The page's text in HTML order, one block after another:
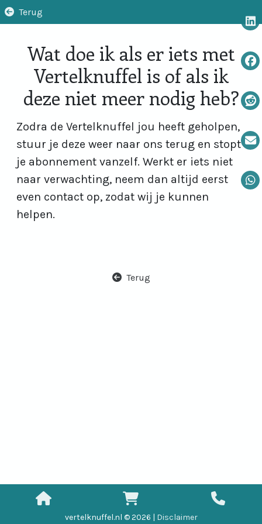
Terug
Wat doe ik als er iets met
Vertelknuffel is of als ik
deze niet meer nodig heb?
Zodra de Vertelknuffel jou heeft geholpen,
stuur je deze weer naar ons terug en stopt
je abonnement vanzelf. Werkt er iets niet
naar verwachting, neem dan altijd eerst
even contact op, zodat wij je kunnen
helpen.
Terug
vertelknuffel.nl © 2026 | Disclaimer